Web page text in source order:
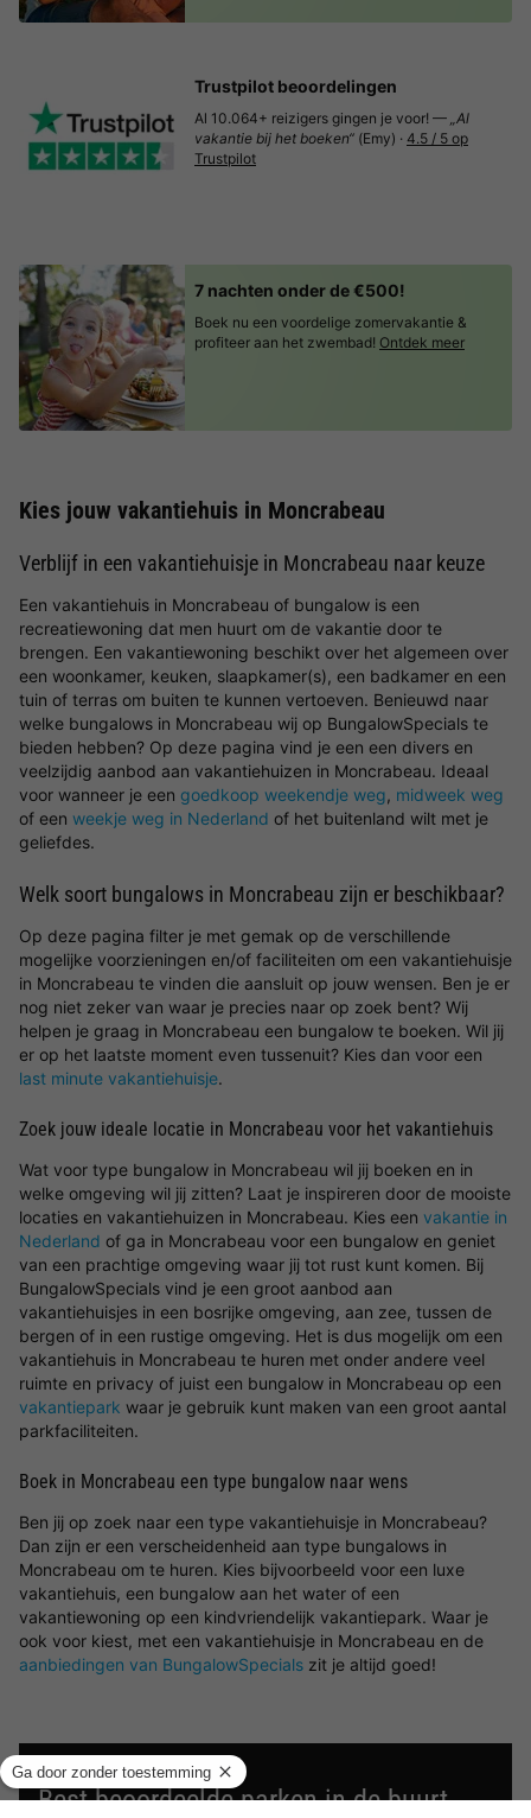
Trustpilot beoordelingen
Al 10.064+ reizigers gingen je voor! — „Al
vakantie bij het boeken“ (Emy) · 4.5 / 5 op
Trustpilot
7 nachten onder de €500!
Boek nu een voordelige zomervakantie &
profiteer aan het zwembad! Ontdek meer
Kies jouw vakantiehuis in Moncrabeau
Verblijf in een vakantiehuisje in Moncrabeau naar keuze
Een vakantiehuis in Moncrabeau of bungalow is een
recreatiewoning dat men huurt om de vakantie door te
brengen. Een vakantiewoning beschikt over het algemeen over
een woonkamer, keuken, slaapkamer(s), een badkamer en een
tuin of terras om buiten te kunnen vertoeven. Benieuwd naar
welke bungalows in Moncrabeau wij op BungalowSpecials te
bieden hebben? Op deze pagina vind je een een divers en
veelzijdig aanbod aan vakantiehuizen in Moncrabeau. Ideaal
voor wanneer je een goedkoop weekendje weg, midweek weg
of een weekje weg in Nederland of het buitenland wilt met je
geliefdes.
Welk soort bungalows in Moncrabeau zijn er beschikbaar?
Op deze pagina filter je met gemak op de verschillende
mogelijke voorzieningen en/of faciliteiten om een vakantiehuisje
in Moncrabeau te vinden die aansluit op jouw wensen. Ben je er
nog niet zeker van waar je precies naar op zoek bent? Wij
helpen je graag in Moncrabeau een bungalow te boeken. Wil jij
er op het laatste moment even tussenuit? Kies dan voor een
last minute vakantiehuisje.
Zoek jouw ideale locatie in Moncrabeau voor het vakantiehuis
Wat voor type bungalow in Moncrabeau wil jij boeken en in
welke omgeving wil jij zitten? Laat je inspireren door de mooiste
locaties en vakantiehuizen in Moncrabeau. Kies een vakantie in
Nederland of ga in Moncrabeau voor een bungalow en geniet
van een prachtige omgeving waar jij tot rust kunt komen. Bij
BungalowSpecials vind je een groot aanbod aan
vakantiehuisjes in een bosrijke omgeving, aan zee, tussen de
bergen of in een rustige omgeving. Het is dus mogelijk om een
vakantiehuis in Moncrabeau te huren met onder andere veel
ruimte en privacy of juist een bungalow in Moncrabeau op een
vakantiepark waar je gebruik kunt maken van een groot aantal
parkfaciliteiten.
Boek in Moncrabeau een type bungalow naar wens
Ben jij op zoek naar een type vakantiehuisje in Moncrabeau?
Dan zijn er een verscheidenheid aan type bungalows in
Moncrabeau om te huren. Kies bijvoorbeeld voor een luxe
vakantiehuis, een bungalow aan het water of een
vakantiewoning op een kindvriendelijk vakantiepark. Waar je
ook voor kiest, met een vakantiehuisje in Moncrabeau en de
aanbiedingen van BungalowSpecials zit je altijd goed!
Best beoordeelde parken in de buurt